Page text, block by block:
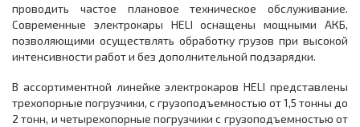
проводить частое плановое техническое обслуживание.
Современные электрокары HELI оснащены мощными АКБ,
позволяющими осуществлять обработку грузов при высокой
интенсивности работ и без дополнительной подзарядки.
В ассортиментной линейке электрокаров HELI представлены
трехопорные погрузчики, с грузоподъемностью от 1,5 тонны до
2 тонн, и четырехопорные погрузчики с грузоподъемностью от